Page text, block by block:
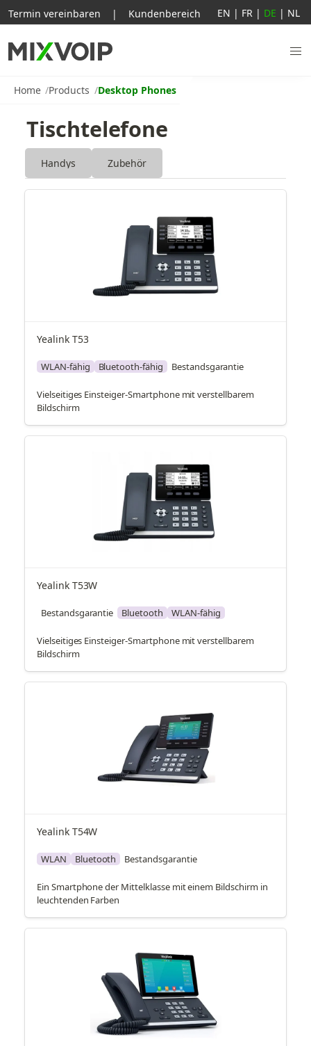
Home Products Desktop Phones
Tischtelefone
Handys Zubehör
Yealink T53
WLAN-fähig Bluetooth-fähig Bestandsgarantie
Vielseitiges Einsteiger-Smartphone mit verstellbarem
Bildschirm
Yealink T53W
Bestandsgarantie Bluetooth WLAN-fähig
Vielseitiges Einsteiger-Smartphone mit verstellbarem
Bildschirm
Yealink T54W
WLAN Bluetooth Bestandsgarantie
Ein Smartphone der Mittelklasse mit einem Bildschirm in
leuchtenden Farben
Termin vereinbaren | Kundenbereich EN | FR | DE | NL